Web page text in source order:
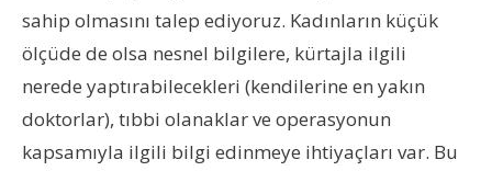
sahip olmasını talep ediyoruz. Kadınların küçük
ölçüde de olsa nesnel bilgilere, kürtajla ilgili
nerede yaptırabilecekleri (kendilerine en yakın
doktorlar), tıbbi olanaklar ve operasyonun
kapsamıyla ilgili bilgi edinmeye ihtiyaçları var. Bu